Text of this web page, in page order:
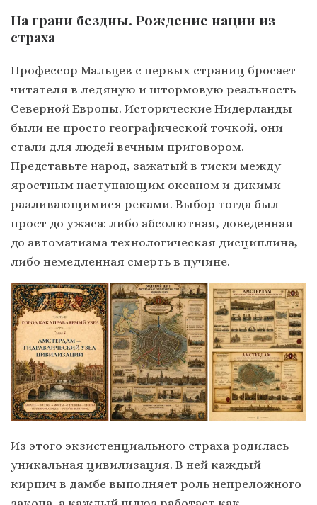
На грани бездны. Рождение нации из
страха
Профессор Мальцев с первых страниц бросает
читателя в ледяную и штормовую реальность
Северной Европы. Исторические Нидерланды
были не просто географической точкой, они
стали для людей вечным приговором.
Представьте народ, зажатый в тиски между
яростным наступающим океаном и дикими
разливающимися реками. Выбор тогда был
прост до ужаса: либо абсолютная, доведенная
до автоматизма технологическая дисциплина,
либо немедленная смерть в пучине.
Из этого экзистенциального страха родилась
уникальная цивилизация. В ней каждый
кирпич в дамбе выполняет роль непреложного